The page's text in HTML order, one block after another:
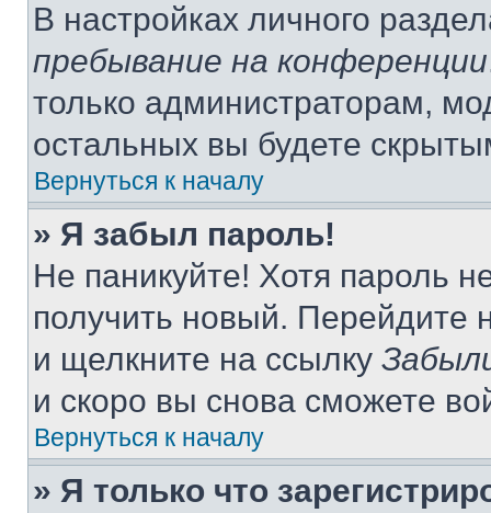
В настройках личного
пребывание на конференции
только администраторам,
остальных вы будете
Вернуться к началу
» Я забыл пароль!
Не паникуйте! Хотя пароль
получить новый. Перейдите
и щелкните на ссылку
и скоро вы снова сможете
Вернуться к началу
» Я только что